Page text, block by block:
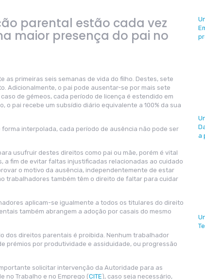
parental estão cada vez
maior presença do pai no
as primeiras seis semanas de vida do filho. Destes, sete
Adicionalmente, o pai pode ausentar-se por mais sete
de gémeos, cada período de licença é estendido em
o pai recebe um subsídio diário equivalente a 100% da sua
interpolada, cada período de ausência não pode ser
usufruir destes direitos como pai ou mãe, porém é vital
fim de evitar faltas injustificadas relacionadas ao cuidado
o motivo da ausência, independentemente de estar
trabalhadores também têm o direito de faltar para cuidar
aplicam-se igualmente a todos os titulares do direito
também abrangem a adoção por casais do mesmo
dos direitos parentais é proibida. Nenhum trabalhador
prémios por produtividade e assiduidade, ou progressão
solicitar intervenção da Autoridade para as
no Trabalho e no Emprego (CITE), caso seja necessário,
a